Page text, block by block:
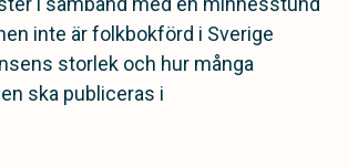
inte är folkbokförd i Sverige
storlek och hur många
ska publiceras i